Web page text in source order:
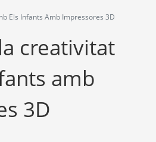
Els Infants Amb Impressores 3D
creativitat
amb
3D